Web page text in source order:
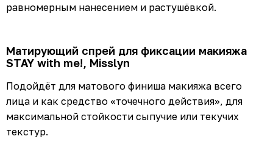
равномерным нанесением и растушёвкой.
Матирующий спрей для фиксации макияжа
STAY with me!, Misslyn
Подойдёт для матового финиша макияжа всего
лица и как средство «точечного действия», для
максимальной стойкости сыпучие или текучих
текстур.